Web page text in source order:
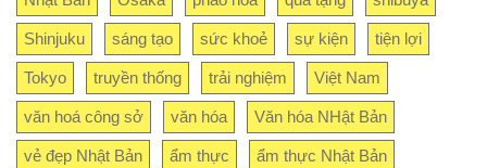
Shinjuku sáng tạo sức khoẻ sự kiện tiện lợi
Tokyo truyền thống trải nghiệm Việt Nam
văn hoá công sở văn hóa Văn hóa NHật Bản
vẻ đẹp Nhật Bản ẩm thực ẩm thực Nhật Bản